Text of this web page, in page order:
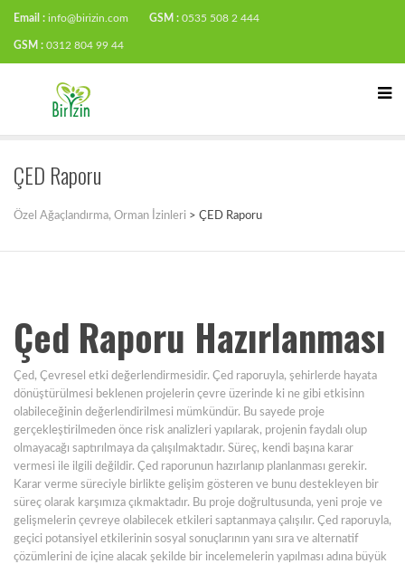
Email : info@birizin.com GSM : 0535 508 2 444
GSM : 0312 804 99 44
ÇED Raporu
Özel Ağaçlandırma, Orman İzinleri > ÇED Raporu
Çed Raporu Hazırlanması
Çed, Çevresel etki değerlendirmesidir. Çed raporuyla, şehirlerde hayata
dönüştürülmesi beklenen projelerin çevre üzerinde ki ne gibi etkisinn
olabileceğinin değerlendirilmesi mümkündür. Bu sayede proje
gerçekleştirilmeden önce risk analizleri yapılarak, projenin faydalı olup
olmayacağı saptırılmaya da çalışılmaktadır. Süreç, kendi başına karar
vermesi ile ilgili değildir. Çed raporunun hazırlanıp planlanması gerekir.
Karar verme süreciyle birlikte gelişim gösteren ve bunu destekleyen bir
süreç olarak karşımıza çıkmaktadır. Bu proje doğrultusunda, yeni proje ve
gelişmelerin çevreye olabilecek etkileri saptanmaya çalışılır. Çed raporuyla,
geçici potansiyel etkilerinin sosyal sonuçlarının yanı sıra ve alternatif
çözümlerini de içine alacak şekilde bir incelemelerin yapılması adına büyük